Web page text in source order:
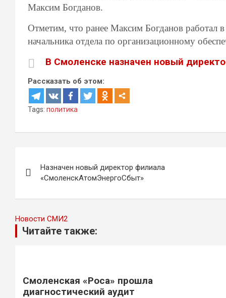
Максим Богданов.
Отметим, что ранее Максим Богданов работал
начальника отдела по организационному
В Смоленске назначен новый
Рассказать об этом:
Tags: политика
по
записям
Назначен новый директор филиала
«СмоленскАтомЭнергоСбыт»
Новости СМИ2
Читайте также:
Смоленская «Роса» прошла
диагностический аудит